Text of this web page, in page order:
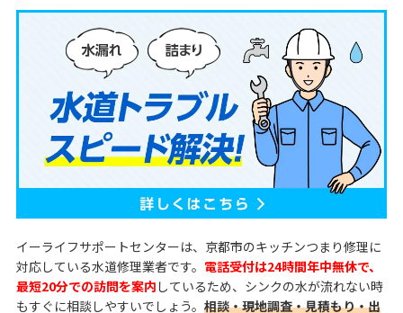
イーライフサポートセンターは、京都市のキッチンつまり修理に
対応している水道修理業者です。 電話受付は24時間年中無休で、
最短20分での訪問を案内 しているため、シンクの水が流れない時
もすぐに相談しやすいでしょう。 相談・現地調査・見積もり・出